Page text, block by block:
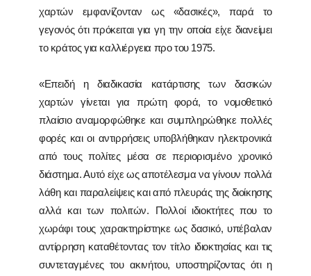
χαρτών εμφανίζονταν ως «δασικές», παρά το
γεγονός ότι πρόκειται για γη την οποία είχε διανείμει
το κράτος για καλλιέργεια προ του 1975.
«Επειδή η διαδικασία κατάρτισης των δασικών
χαρτών γίνεται για πρώτη φορά, το νομοθετικό
πλαίσιο αναμορφώθηκε και συμπληρώθηκε πολλές
φορές και οι αντιρρήσεις υποβλήθηκαν ηλεκτρονικά
από τους πολίτες μέσα σε περιορισμένο χρονικό
διάστημα. Αυτό είχε ως αποτέλεσμα να γίνουν πολλά
λάθη και παραλείψεις και από πλευράς της διοίκησης
αλλά και των πολιτών. Πολλοί ιδιοκτήτες που το
χωράφι τους χαρακτηρίστηκε ως δασικό, υπέβαλαν
αντίρρηση καταθέτοντας τον τίτλο ιδιοκτησίας και τις
συντεταγμένες του ακινήτου, υποστηρίζοντας ότι η